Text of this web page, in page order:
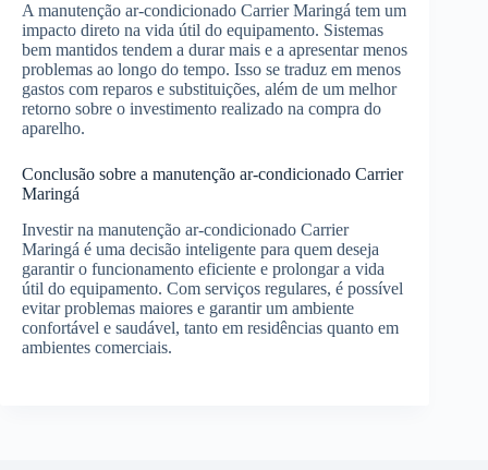
A manutenção ar-condicionado Carrier Maringá tem um
impacto direto na vida útil do equipamento. Sistemas
bem mantidos tendem a durar mais e a apresentar menos
problemas ao longo do tempo. Isso se traduz em menos
gastos com reparos e substituições, além de um melhor
retorno sobre o investimento realizado na compra do
aparelho.
Conclusão sobre a manutenção ar-condicionado Carrier
Maringá
Investir na manutenção ar-condicionado Carrier
Maringá é uma decisão inteligente para quem deseja
garantir o funcionamento eficiente e prolongar a vida
útil do equipamento. Com serviços regulares, é possível
evitar problemas maiores e garantir um ambiente
confortável e saudável, tanto em residências quanto em
ambientes comerciais.